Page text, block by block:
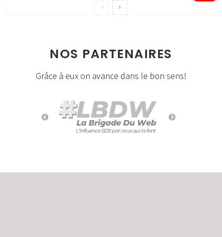
NOS PARTENAIRES
Grâce à eux on avance dans le bon sens!